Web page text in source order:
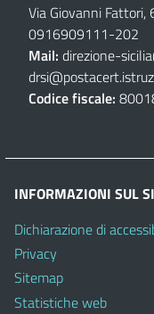
Via Giovanni
0916909111-202
Mail: direzione-
Codice fiscale:
INFORMAZIONI SUL
Dichiarazione di
Privacy
Sitemap
Statistiche web